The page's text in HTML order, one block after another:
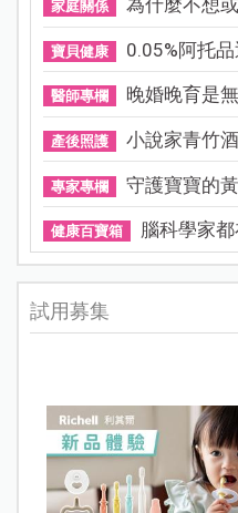
較完善，後來選了市區
3. 就醫準備物品
就醫前須備妥護照、信
講的疼痛症狀，可請導
譯。
費、藥材費。
4. 就醫流程
因為是第一次在該醫
瑣，大致如下：